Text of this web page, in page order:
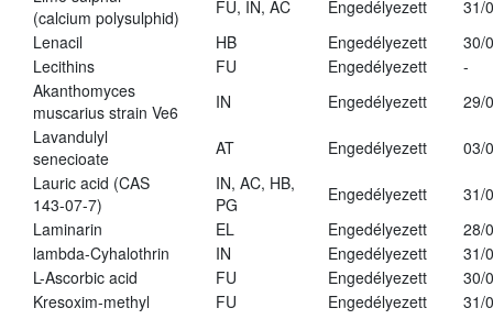
(calcium polysulphid)
FU, IN, AC Engedélyezett
31/
Lenacil
HB Engedélyezett
30/
Lecithins
FU Engedélyezett
-
Akanthomyces
muscarius strain Ve6
IN Engedélyezett
29/
Lavandulyl
senecioate
AT Engedélyezett
03/
Lauric acid (CAS
143-07-7)
IN, AC, HB,
PG
Engedélyezett
31/
Laminarin
EL Engedélyezett
28/
lambda-Cyhalothrin
IN Engedélyezett
31/
L-Ascorbic acid
FU Engedélyezett
30/
Kresoxim-methyl
FU Engedélyezett
31/